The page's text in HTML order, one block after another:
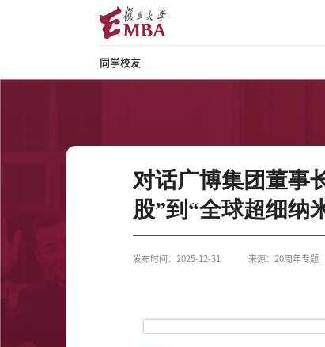
同学校友
对话广博集团董事
股”到“全球超细纳
发布时间：2025-12-31 来源：20周年专题